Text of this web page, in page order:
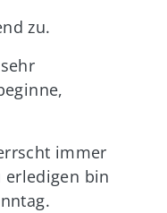
zu.
immer
erledigen bin